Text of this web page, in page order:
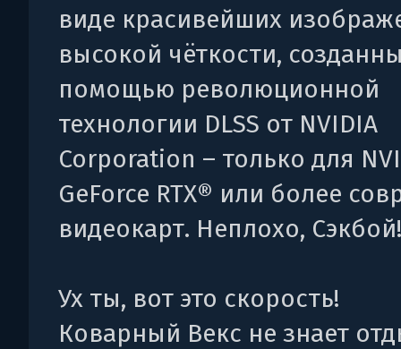
виде красивейших
высокой чёткости,
помощью революционной
технологии DLSS от NVIDIA
Corporation – только для
GeForce RTX® или более
видеокарт. Неплохо, Сэкбой!
Ух ты, вот это скорость!
Коварный Векс не знает